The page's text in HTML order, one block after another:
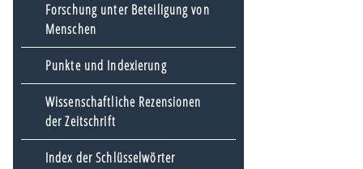
Forschung unter Beteiligung von
Menschen
Punkte und Indexierung
Wissenschaftliche Rezensionen
der Zeitschrift
Index der Schlüsselwörter